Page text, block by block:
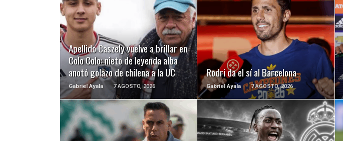
Apellido Caszely vuelve a brillar en
Colo Colo: nieto de leyenda alba
anotó golazo de chilena a la UC
Gabriel Ayala 7 AGOSTO, 2026
LEER MÁS
Rodri da el sí al Barcelona
Gabriel Ayala 7 AGOSTO, 2026
LEER MÁS